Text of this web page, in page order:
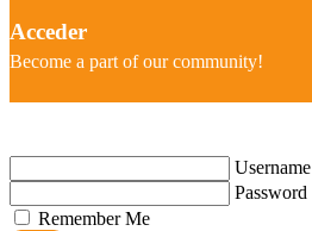
Acceder
Become a part of our community!
Username
Password
Remember Me